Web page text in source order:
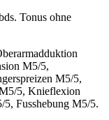
Tonus ohne
M5/5,
M5/5,
5, Knieflexion
Fusshebung M5/5.